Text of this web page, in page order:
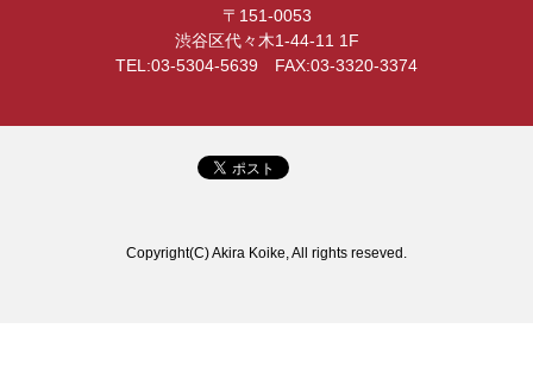
〒151-0053
渋谷区代々木1-44-11 1F
TEL:03-5304-5639 FAX:03-3320-3374
Copyright(C) Akira Koike, All rights reseved.